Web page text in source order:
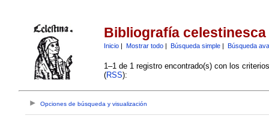
Bibliografía celestinesca
Inicio| Mostrar todo| Búsqueda simple| Búsqueda
1–1 de 1 registro encontrado(s) con los
(RSS):
Opciones de búsqueda y visualización